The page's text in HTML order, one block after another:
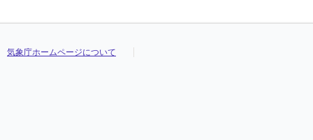
気象庁ホームページについて